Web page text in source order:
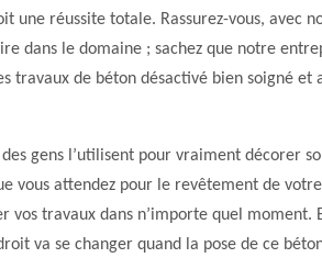
réussite totale. Rassurez-vous, avec
dans le domaine ; sachez que notre
travaux de béton désactivé bien soigné et
gens l’utilisent pour vraiment décorer
vous attendez pour le revêtement de
travaux dans n’importe quel moment.
va se changer quand la pose de ce